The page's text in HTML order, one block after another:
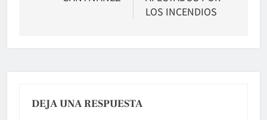
LOS INCENDIOS
DEJA UNA RESPUESTA